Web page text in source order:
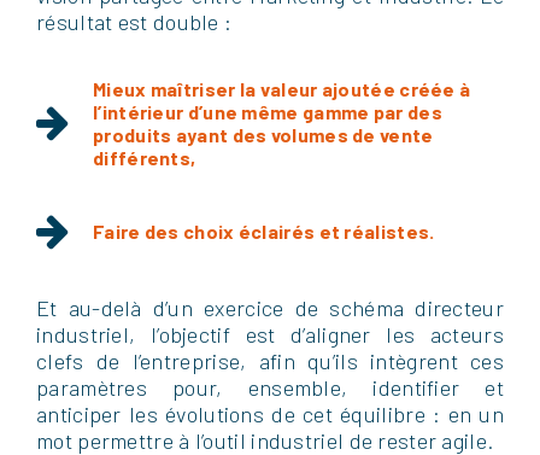
résultat est double :
Mieux maîtriser la valeur ajoutée créée à
l’intérieur d’une même gamme par des
produits ayant des volumes de vente
différents,
Faire des choix éclairés et réalistes.
Et au-delà d’un exercice de schéma directeur
industriel, l’objectif est d’aligner les acteurs
clefs de l’entreprise, afin qu’ils intègrent ces
paramètres pour, ensemble, identifier et
anticiper les évolutions de cet équilibre : en un
mot permettre à l’outil industriel de rester agile.